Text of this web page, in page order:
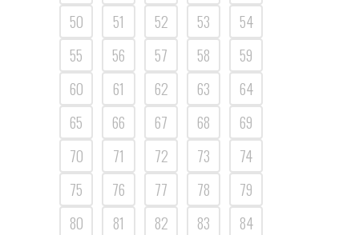
50
51 52 53
54
55
56 57 58
59
60
61 62 63
64
65
66 67 68
69
70
71 72 73
74
75
76 77 78
79
80
81 82 83
84